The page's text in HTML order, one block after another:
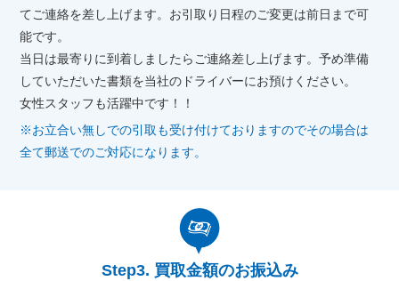
てご連絡を差し上げます。お引取り日程のご変更は前日まで可
能です。
当日は最寄りに到着しましたらご連絡差し上げます。予め準備
していただいた書類を当社のドライバーにお預けください。
女性スタッフも活躍中です！！
※お立合い無しでの引取も受け付けておりますのでその場合は
全て郵送でのご対応になります。
買取金額のお振込み